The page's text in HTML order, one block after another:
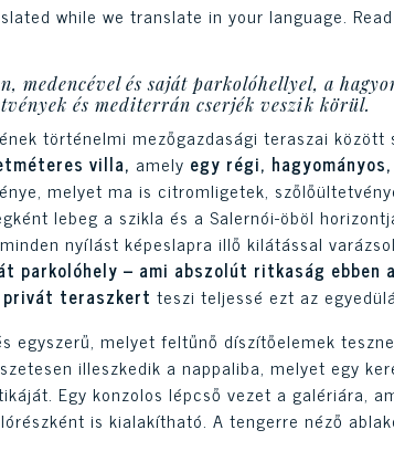
while we translate in your language.
medencével és saját parkolóhellyel, a
és mediterrán cserjék veszik körül.
történelmi mezőgazdasági teraszai
villa, amely egy régi,
melyet ma is citromligetek,
lebeg a szikla és a Salernói-öböl
nyílást képeslapra illő kilátással
parkolóhely – ami abszolút ritkaság ebben
teraszkert teszi teljessé ezt az
egyszerű, melyet feltűnő díszítőelemek
illeszkedik a nappaliba, melyet egy
Egy konzolos lépcső vezet a galériára,
is kialakítható. A tengerre néző